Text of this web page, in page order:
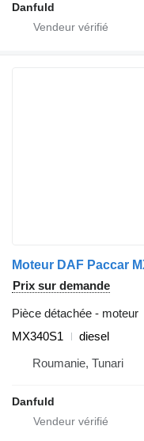
Danfuld
Prix sur demande
Pièce détachée - moteur
MX340S1
diesel
Roumanie, Tunari
Danfuld